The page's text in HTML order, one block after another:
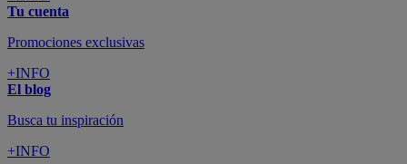
Tu cuenta
Promociones exclusivas
+INFO
El blog
Busca tu inspiración
+INFO